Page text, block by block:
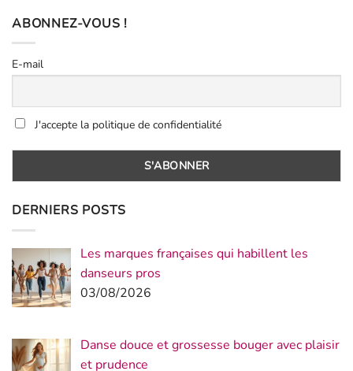
ABONNEZ-VOUS !
E-mail
J'accepte la politique de confidentialité
DERNIERS POSTS
Les marques françaises qui habillent les
danseurs pros
03/08/2026
Danse douce et grossesse bouger avec plaisir
et prudence